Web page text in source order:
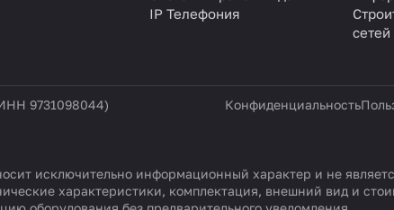
IP Телефония
сетей
9731098044) Конфиденциальность
исключительно информационный характер и не
характеристики, комплектация, внешний вид и